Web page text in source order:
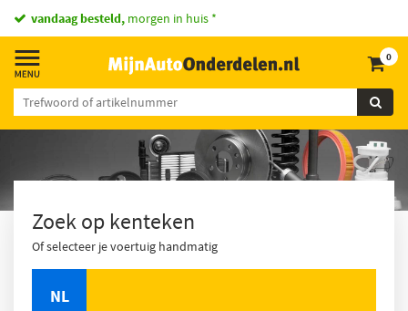
vandaag besteld, morgen in huis *
0
Zoek op kenteken
Of selecteer je voertuig handmatig
NL